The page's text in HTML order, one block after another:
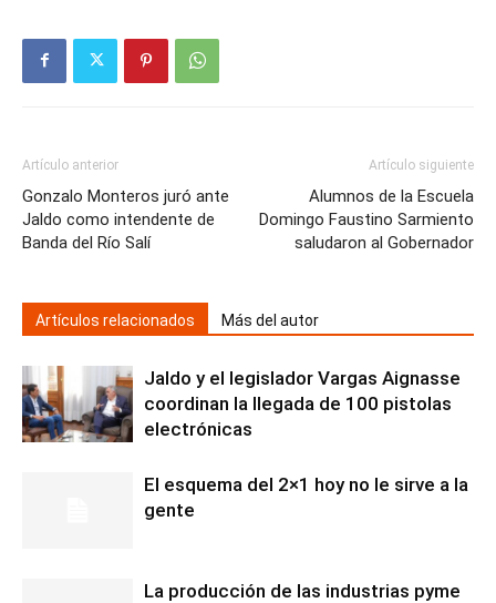
Artículo anterior
Gonzalo Monteros juró ante
Jaldo como intendente de
Banda del Río Salí
Artículo siguiente
Alumnos de la Escuela
Domingo Faustino Sarmiento
saludaron al Gobernador
Artículos relacionados Más del autor
Jaldo y el legislador Vargas Aignasse
coordinan la llegada de 100 pistolas
electrónicas
El esquema del 2×1 hoy no le sirve a la
gente
La producción de las industrias pyme